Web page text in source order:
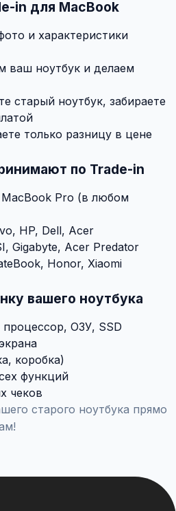
in для MacBook
и характеристики
ваш ноутбук и делаем
старый ноутбук, забираете
только разницу в цене
по Trade-in
Pro (в любом
HP, Dell, Acer
Gigabyte, Acer Predator
Honor, Xiaomi
вашего ноутбука
ОЗУ, SSD
коробка)
функций
чеков
старого ноутбука прямо